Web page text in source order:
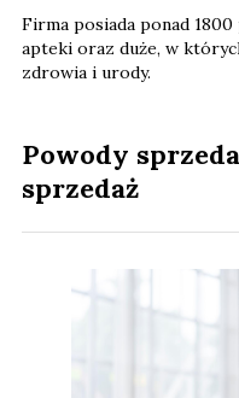
Firma posiada ponad
apteki oraz duże, w
zdrowia i urody.
Powody
sprzedaż